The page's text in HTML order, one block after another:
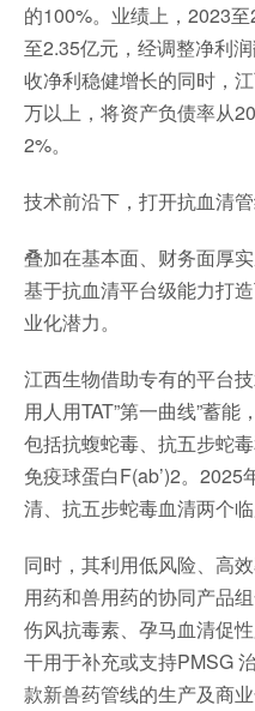
的100%。业绩上，2023
至2.35亿元，经调整净利
收净利稳健增长的同时，
万以上，将资产负债率从
2%。
技术前沿下，打开抗血清
叠加在基本面、财务面厚
基于抗血清平台级能力打
业化潜力。
江西生物借助专有的平台
用人用TAT”第一曲线”蓄能
包括抗蝮蛇毒、抗五步蛇
免疫球蛋白F(ab’)2。2025
清、抗五步蛇毒血清两个临
同时，其利用低风险、高
用药和兽用药的协同产品
伤风抗毒素、孕马血清促
干用于补充或支持PMSG
款新兽药管线的生产及商